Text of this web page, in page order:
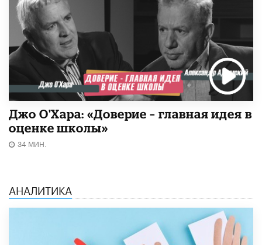
Джо О'Хара: «Доверие – главная идея в
оценке школы»
34 МИН.
АНАЛИТИКА